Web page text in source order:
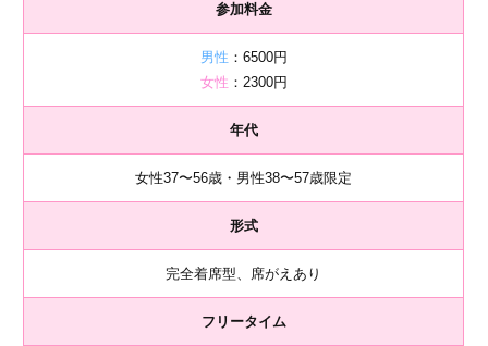
参加料金
男性 ：6500円
女性 ：2300円
年代
女性37〜56歳・男性38〜57歳限定
形式
完全着席型、席がえあり
フリータイム